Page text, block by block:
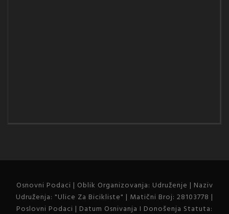
Osnovni Podaci | Oblik Organizovanja: Udruženje | Naziv
Udruženja: "Ulice Za Bicikliste" | Matični Broj: 28103778 |
Poslovni Podaci | Datum Osnivanja I Donošenja Statuta: